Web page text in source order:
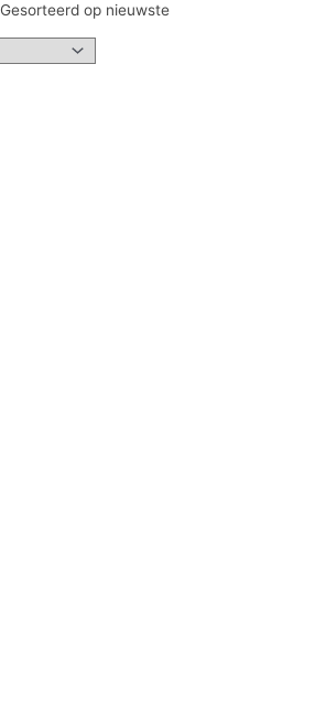
Gesorteerd op nieuwste